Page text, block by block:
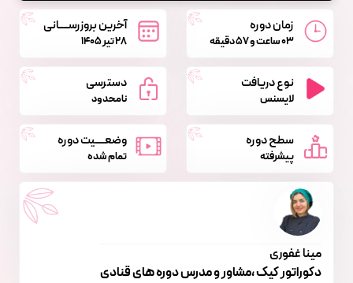
زمان دوره
03 ساعت و 57 دقیقه
آخرین بروزرســــانی
28 تیر 1405
نوع دریافت
لایسنس
دسترسی
نامحدود
سطح دوره
پیشرفته
وضعــــیت دوره
تمام شده
مینا غفوری
دکوراتور کیک ،مشاور و مدرس دوره های قنادی